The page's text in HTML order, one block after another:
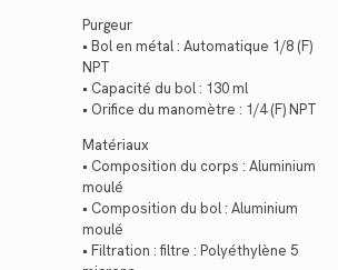
Purgeur
• Bol en métal : Automatique 1/8 (F)
NPT
• Capacité du bol : 130 ml
• Orifice du manomètre : 1/4 (F) NPT
Matériaux
• Composition du corps : Aluminium
moulé
• Composition du bol : Aluminium
moulé
• Filtration : filtre : Polyéthylène 5